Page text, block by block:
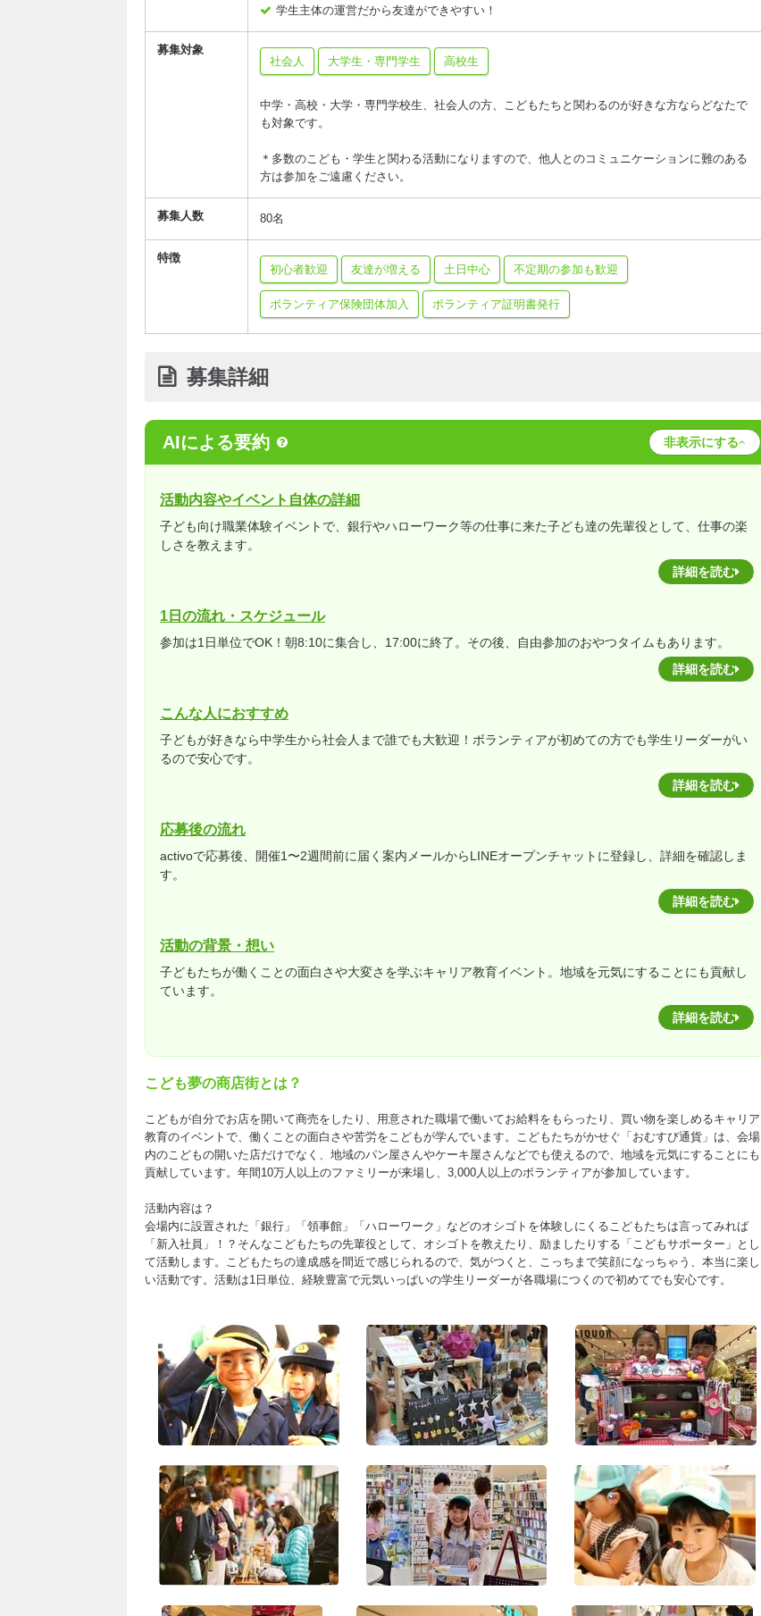
学生主体の運営だから友達ができやすい！
募集対象
社会人
大学生・専門学生 高校生
中学・高校・大学・専門学校生、社会人の方、こどもたちと関わるのが好きな方ならどなたで
も対象です。
＊多数のこども・学生と関わる活動になりますので、他人とのコミュニケーションに難のある
方は参加をご遠慮ください。
募集人数 80名
特徴
初心者歓迎
友達が増える 土日中心 不定期の参加も歓迎
ボランティア保険団体加入 ボランティア証明書発行
募集詳細
AIによる要約 非表示にする
活動内容やイベント自体の詳細
子ども向け職業体験イベントで、銀行やハローワーク等の仕事に来た子ども達の先輩役として、仕事の楽
しさを教えます。
詳細を読む
1日の流れ・スケジュール
参加は1日単位でOK！朝8:10に集合し、17:00に終了。その後、自由参加のおやつタイムもあります。
詳細を読む
こんな人におすすめ
子どもが好きなら中学生から社会人まで誰でも大歓迎！ボランティアが初めての方でも学生リーダーがい
るので安心です。
詳細を読む
応募後の流れ
activoで応募後、開催1〜2週間前に届く案内メールからLINEオープンチャットに登録し、詳細を確認しま
す。
詳細を読む
活動の背景・想い
子どもたちが働くことの面白さや大変さを学ぶキャリア教育イベント。地域を元気にすることにも貢献し
ています。
詳細を読む
こども夢の商店街とは？
こどもが自分でお店を開いて商売をしたり、用意された職場で働いてお給料をもらったり、買い物を楽しめるキャリア
教育のイベントで、働くことの面白さや苦労をこどもが学んでいます。こどもたちがかせぐ「おむすび通貨」は、会場
内のこどもの開いた店だけでなく、地域のパン屋さんやケーキ屋さんなどでも使えるので、地域を元気にすることにも
貢献しています。年間10万人以上のファミリーが来場し、3,000人以上のボランティアが参加しています。
活動内容は？
会場内に設置された「銀行」「領事館」「ハローワーク」などのオシゴトを体験しにくるこどもたちは言ってみれば
「新入社員」！？そんなこどもたちの先輩役として、オシゴトを教えたり、励ましたりする「こどもサポーター」とし
て活動します。こどもたちの達成感を間近で感じられるので、気がつくと、こっちまで笑顔になっちゃう、本当に楽し
い活動です。活動は1日単位、経験豊富で元気いっぱいの学生リーダーが各職場につくので初めてでも安心です。